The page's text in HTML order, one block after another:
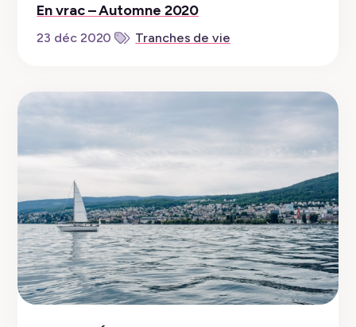
En vrac – Automne 2020
23 déc 2020 Tranches de vie